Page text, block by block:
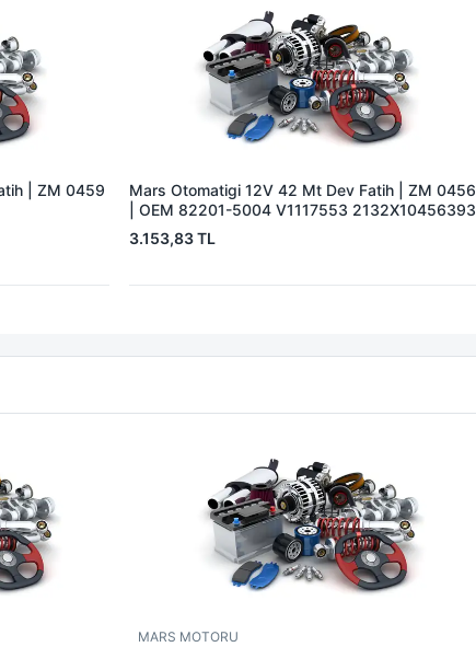
| ZM 0459
Mars Otomatigi 12V 42 Mt Dev Fatih | ZM 0456
| OEM 82201-5004 V1117553 2132X10456393
3.153,83 TL
MARS MOTORU